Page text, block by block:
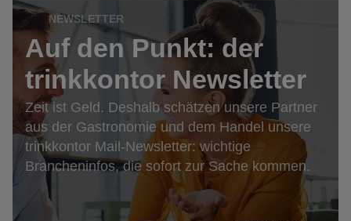
NEWSLETTER
Auf den Punkt: der
trinkkontor Newsletter
Zeit ist Geld. Deshalb schätzen unsere Partner
aus der Gastronomie und dem Handel unsere
trinkkontor Mail-Newsletter: wichtige
Brancheninfos, die sofort zur Sache kommen.